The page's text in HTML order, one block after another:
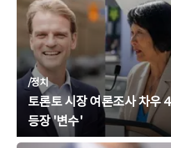
/정치
토론토 시장 여론조사 차우
등장 '변수'